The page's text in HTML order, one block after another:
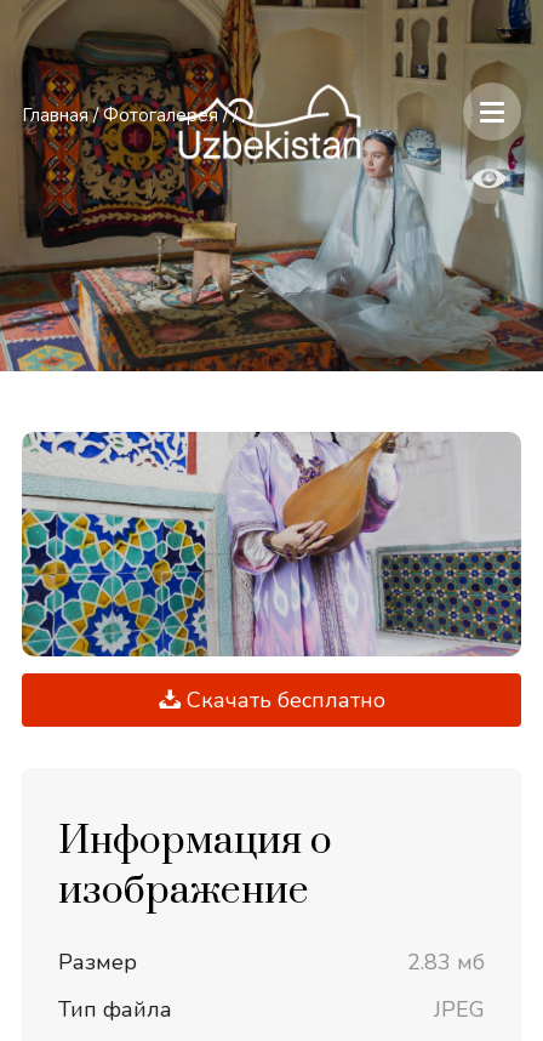
Главная / Фотогалерея / /
Скачать бесплатно
Информация о
изображение
Размер
2.83 мб
Тип файла
JPEG